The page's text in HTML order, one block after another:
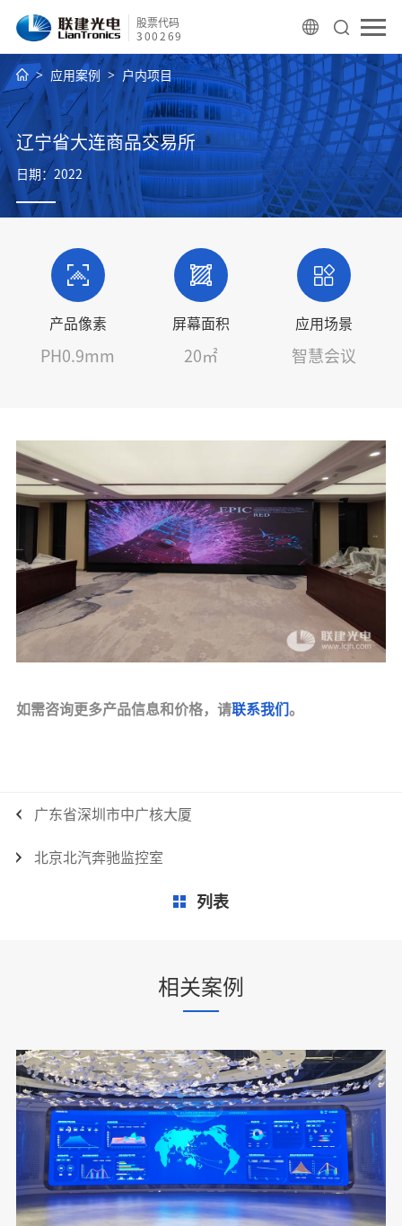
股票代码
300269
应用案例 户内项目
辽宁省大连商品交易所
日期：2022
产品像素
PH0.9mm
屏幕面积
20㎡
应用场景
智慧会议
如需咨询更多产品信息和价格，请联系我们 。
广东省深圳市中广核大厦
北京北汽奔驰监控室
列表
相关案例